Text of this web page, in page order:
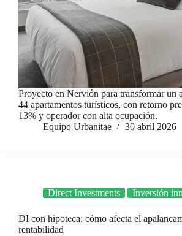
Proyecto en Nervión para transformar un
44 apartamentos turísticos, con retorno
13% y operador con alta ocupación.
Equipo Urbanitae
30 abril 2026
Direct Investments Inversión
DI con hipoteca: cómo afecta el
rentabilidad